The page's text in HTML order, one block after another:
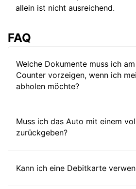
allein ist nicht ausreichend.
FAQ
Welche Dokumente muss ich
Counter vorzeigen, wenn ich
abholen möchte?
Muss ich das Auto mit einem
zurückgeben?
Kann ich eine Debitkarte